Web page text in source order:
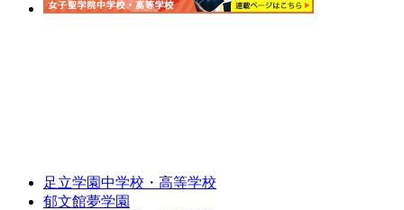
足立学園中学校・高等学校
郁文館夢学園